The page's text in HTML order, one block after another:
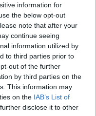
information for
the below opt-out
note that after your
continue seeing
information utilized by
to third parties prior to
out of the further
by third parties on the
This information may
on the IAB’s List of
disclose it to other
de más de 140
únicamente